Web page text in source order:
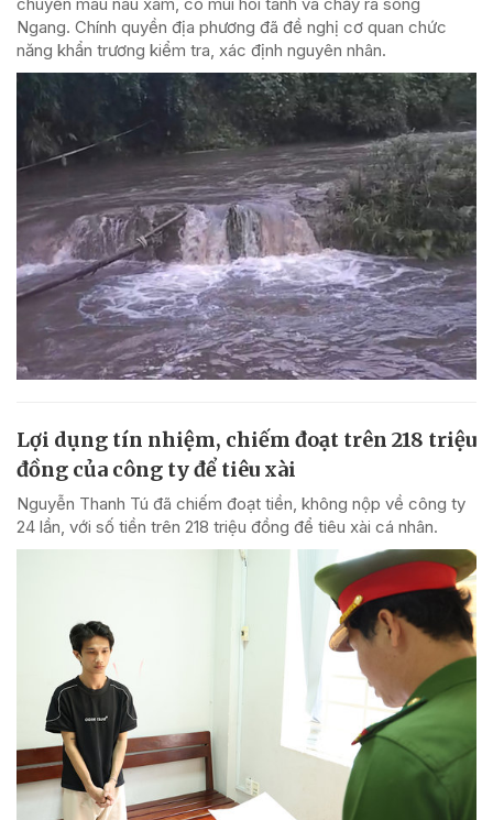
Ngang. Chính quyền địa phương đã đề nghị cơ quan chức
năng khẩn trương kiểm tra, xác định nguyên nhân.
Lợi dụng tín nhiệm, chiếm đoạt trên 218 triệu
đồng của công ty để tiêu xài
Nguyễn Thanh Tú đã chiếm đoạt tiền, không nộp về công ty
24 lần, với số tiền trên 218 triệu đồng để tiêu xài cá nhân.